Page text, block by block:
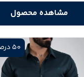
مشاهده محصول
50 درصد